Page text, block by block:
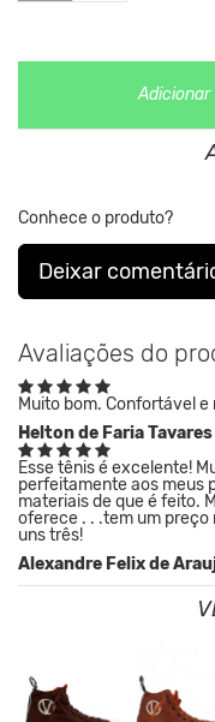
Veja abaixo tabela
Conhece o produto?
Deixar
Avaliações do
Muito bom. Confortável
Helton de Faria Tavares
Esse tênis é excelente!
perfeitamente aos meus
materiais de que é feito.
oferece . . .tem um
uns três!
Alexandre Felix de